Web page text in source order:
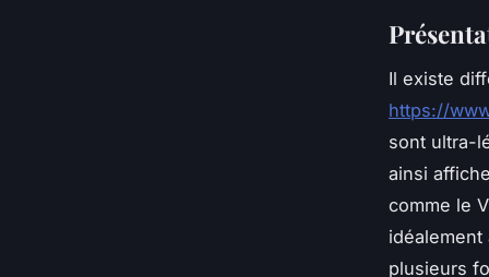
Il existe
https://
sont ultra-
ainsi
comme le
idéalement
plusieurs